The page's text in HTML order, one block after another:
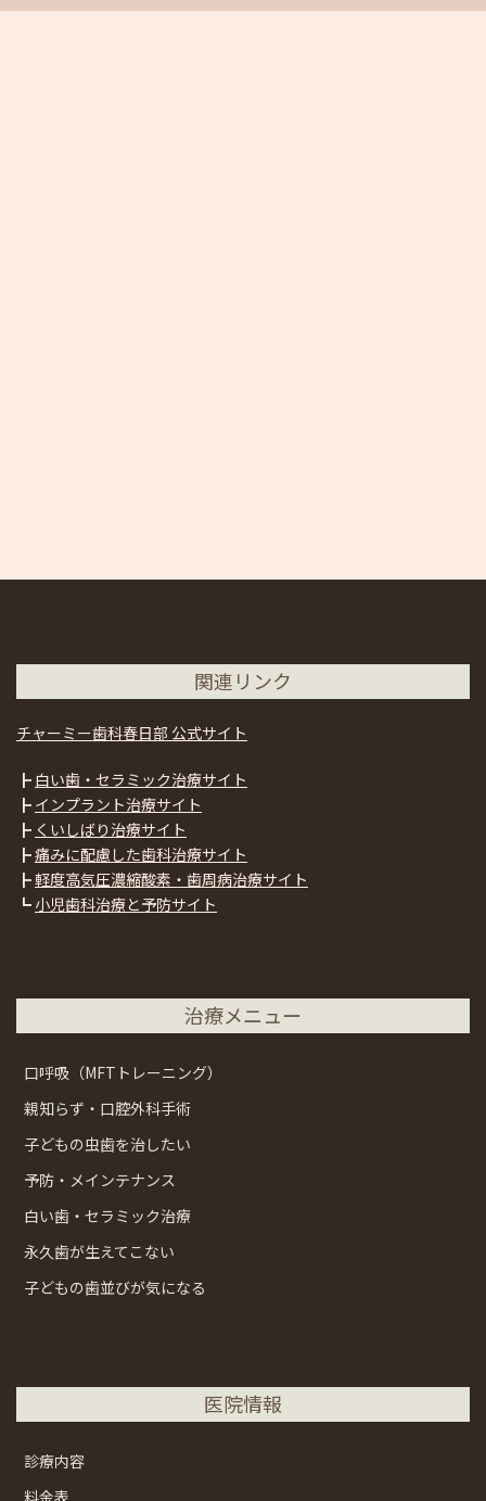
関連リンク
チャーミー歯科春日部 公式サイト
┣ 白い歯・セラミック治療サイト
┣ インプラント治療サイト
┣ くいしばり治療サイト
┣痛みに配慮した歯科治療サイト
┣軽度高気圧濃縮酸素・歯周病治療サイト
┗ 小児歯科治療と予防サイト
治療メニュー
口呼吸（MFTトレーニング）
親知らず・口腔外科手術
子どもの虫歯を治したい
予防・メインテナンス
白い歯・セラミック治療
永久歯が生えてこない
子どもの歯並びが気になる
医院情報
診療内容
料金表